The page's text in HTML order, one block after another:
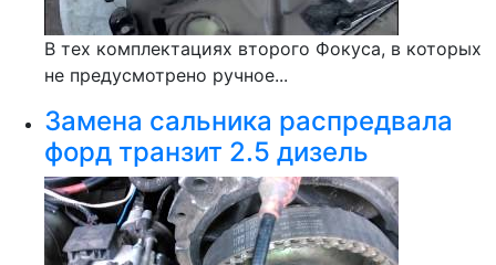
В тех комплектациях второго Фокуса, в которых
не предусмотрено ручное...
Замена сальника распредвала
форд транзит 2.5 дизель